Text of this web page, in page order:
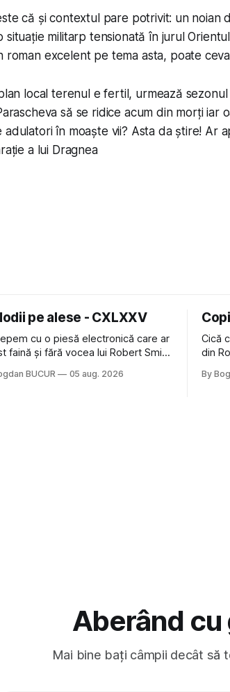
că și contextul pare potrivit: un noian
situație militarp tensionată în jurul
roman excelent pe tema asta, poate
local terenul e fertil, urmează
să se ridice acum din morți iar
adulatori în moaște vii? Asta da știre! Ar
a lui Dragnea
pe alese - CXLXXV
cu o piesă electronică care ar
faină și fără vocea lui Robert Smith
o formație cu multe piese faine
BUCUR 05 aug. 2026
Cică
din
By
Aberând cu
Mai bine bați câmpii decât să